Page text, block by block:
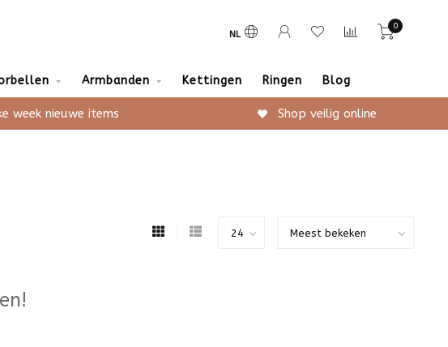
NL
0
Armbanden Kettingen Ringen Blog
week nieuwe items Shop veilig online